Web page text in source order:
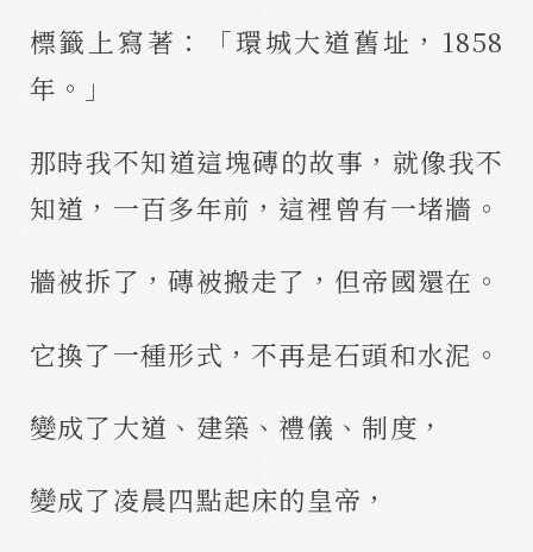
標籤上寫著：「環城大道舊址，1858
年。」
那時我不知道這塊磚的故事，就像我不
知道，一百多年前，這裡曾有一堵牆。
牆被拆了，磚被搬走了，但帝國還在。
它換了一種形式，不再是石頭和水泥。
變成了大道、建築、禮儀、制度，
變成了凌晨四點起床的皇帝，